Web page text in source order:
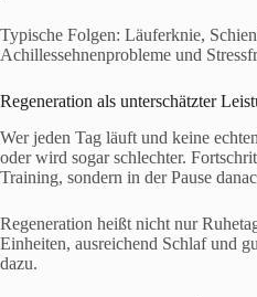
Typische Folgen: Läuferknie,
Achillessehnenprobleme und
Regeneration als unterschätzter
Wer jeden Tag läuft und keine
oder wird sogar schlechter.
Training, sondern in der Pause
Regeneration heißt nicht nur
Einheiten, ausreichend Schlaf und
dazu.